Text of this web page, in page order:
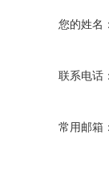
您的姓名
联系电话
常用邮箱